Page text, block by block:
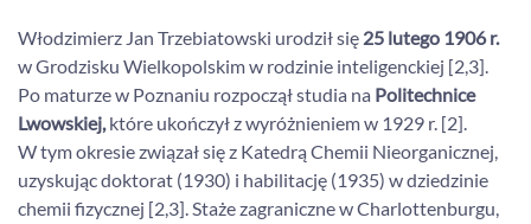
Włodzimierz Jan Trzebiatowski urodził się 25 lutego 1906 r.
w Grodzisku Wielkopolskim w rodzinie inteligenckiej [2,3].
Po maturze w Poznaniu rozpoczął studia na Politechnice
Lwowskiej,które ukończył z wyróżnieniem w 1929 r. [2].
W tym okresie związał się z Katedrą Chemii Nieorganicznej,
uzyskując doktorat (1930) i habilitację (1935) w dziedzinie
chemii fizycznej [2,3]. Staże zagraniczne w Charlottenburgu,